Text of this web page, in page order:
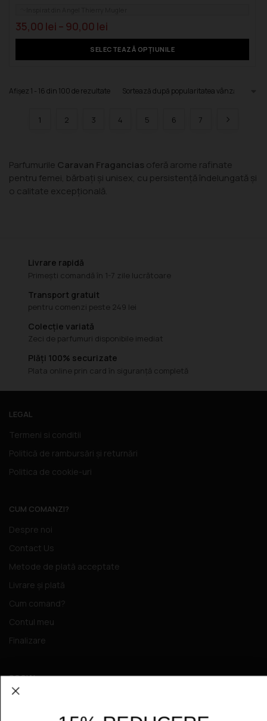
35,00 lei – 90,00 lei
SELECTEAZĂ OPȚIUNILE
Afișez 1 - 16 din 100 de rezultate
1 2 3 4 5 6 7
Parfumurile Caravan Fragancias oferă arome rafinate
pentru femei, bărbați și unisex, cu persistență îndelungată și
o calitate excepțională.
Livrare rapidă
Primești comandă în 1-7 zile lucrătoare
Transport gratuit
pentru comenzi peste 249 lei
Colecție variată
Zeci de parfumuri disponibile imediat
Plăți 100% securizate
Plata online prin card în siguranță completă
LEGAL
Termeni si conditii
Politică de rambursări și returnări
Politica de cookie-uri
CUM COMANZI?
Despre noi
Contact Us
Metode de plată acceptate
Livrare și plată
Cum comand?
Contul meu
Finalizare
SOCIAL
Facebook